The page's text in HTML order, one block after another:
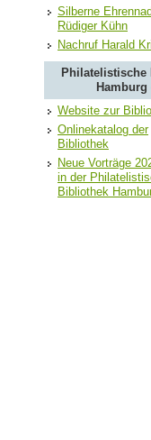
Silberne
Rüdiger Kühn
Nachruf Harald
Philatelistische
Hamburg
Website zur
Onlinekatalog der
Bibliothek
Neue Vorträge
in der
Bibliothek